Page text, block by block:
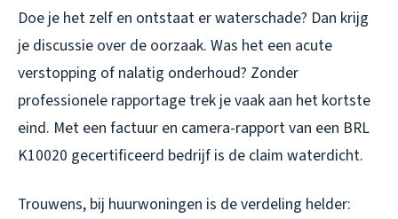
Doe je het zelf en ontstaat er waterschade? Dan krijg
je discussie over de oorzaak. Was het een acute
verstopping of nalatig onderhoud? Zonder
professionele rapportage trek je vaak aan het kortste
eind. Met een factuur en camera-rapport van een BRL
K10020 gecertificeerd bedrijf is de claim waterdicht.
Trouwens, bij huurwoningen is de verdeling helder: